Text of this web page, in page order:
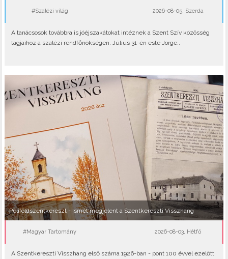
#Szalézi világ 2026-08-05, Szerda
A tanácsosok továbbra is jóéjszakátokat intéznek a Szent Szív közösség
tagjaihoz a szalézi rendfőnökségen. Július 31-én este Jorge..
Péliföldszentkereszt - Ismét megjelent a Szentkereszti Visszhang
#Magyar Tartomány 2026-08-03, Hétfő
A Szentkereszti Visszhang első száma 1926-ban - pont 100 évvel ezelőtt